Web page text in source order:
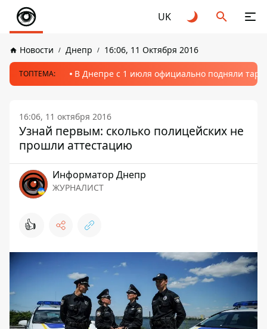
UK
Новости Днепр 16:06, 11 Октября 2016
ТОПТЕМА: В Днепре с 1 июля официально подняли
16:06, 11 октября 2016
Узнай первым: сколько полицейских не
прошли аттестацию
Информатор Днепр
ЖУРНАЛИСТ
👍